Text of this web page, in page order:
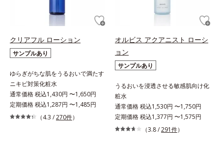
クリアフル ローション
サンプルあり
ゆらぎがちな肌をうるおいで満たす
ニキビ対策化粧水
通常価格 税込1,430円 〜1,650円
定期価格 税込1,287円 〜1,485円
（4.3 /270件）
オルビス アクアニスト ローシ
ョン
サンプルあり
うるおいを浸透させる敏感肌向け化
粧水
通常価格 税込1,530円 〜1,750円
定期価格 税込1,377円 〜1,575円
（3.8 /291件）